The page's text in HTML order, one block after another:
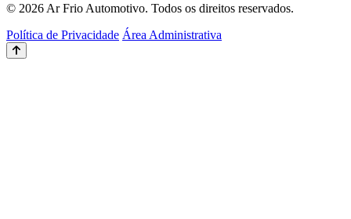
© 2026 Ar Frio Automotivo. Todos os direitos reservados.
Política de Privacidade Área Administrativa